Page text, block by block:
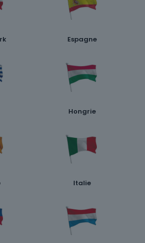
Espagne
Hongrie
Italie